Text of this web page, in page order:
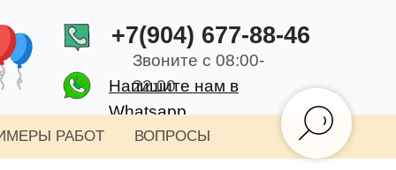
+7(904) 677-88-46
Звоните с 08:00-
22:00
Напишите нам в
Whatsapp
РАБОТ ВОПРОСЫ